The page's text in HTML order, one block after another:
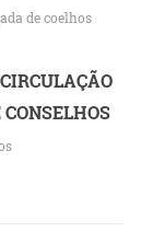
de coelhos